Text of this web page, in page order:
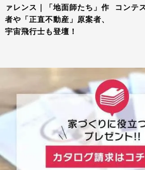
ァレンス｜「地面師たち」作
者や「正直不動産」原案者、
宇宙飛行士も登壇！
コンテ